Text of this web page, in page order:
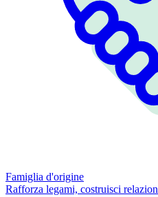
Famiglia d'origine
Rafforza legami, costruisci